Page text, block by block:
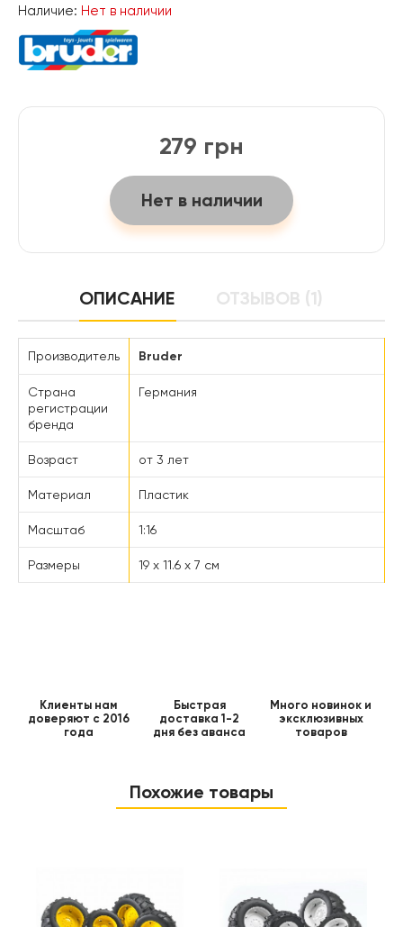
Наличие: Нет в наличии
279 грн
Нет в наличии
ОПИСАНИЕ ОТЗЫВОВ (1)
Производитель Bruder
Страна
регистрации
бренда
Германия
Возраст от 3 лет
Материал Пластик
Масштаб 1:16
Размеры 19 х 11.6 х 7 см
Клиенты нам
доверяют с 2016
года
Быстрая
доставка 1-2
дня без аванса
Много новинок и
эксклюзивных
товаров
Похожие товары